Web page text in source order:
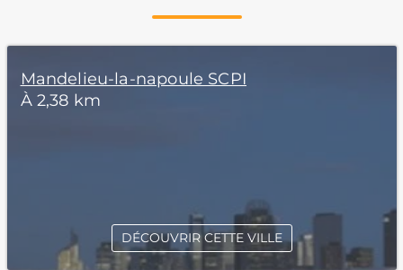
Mandelieu-la-napoule SCPI
À 2,38 km
DÉCOUVRIR CETTE VILLE